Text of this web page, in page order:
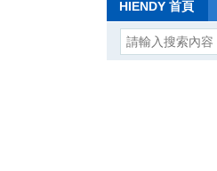
HIENDY 首頁